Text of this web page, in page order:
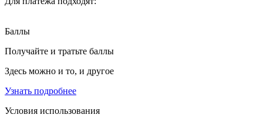
Баллы
Получайте и тратьте баллы
Здесь можно и то, и другое
Узнать подробнее
Условия использования